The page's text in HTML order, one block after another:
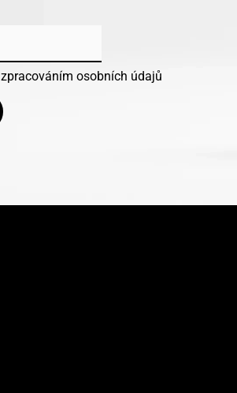
zpracováním osobních údajů